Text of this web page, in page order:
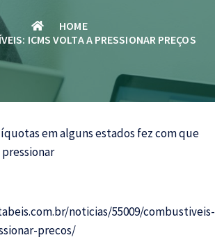
HOME
ICMS VOLTA A PRESSIONAR PREÇOS
em alguns estados fez com que
noticias/55009/combustiveis-
precos/